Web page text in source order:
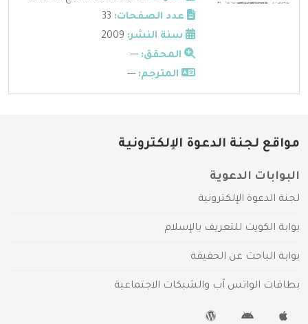
عدد الصفحات:
سنة النشر:
المحقق: ---
المترجم: ---
مواقع لجنة الدعوة الإلكترونية
البوابات الدعوية
لجنة الدعوة الإلكترونية
بوابة الكويت للتعريف بالإسلام
بوابة الباحث عن الحقيقة
بطاقات الواتس آب والشبكات الاجتماعية